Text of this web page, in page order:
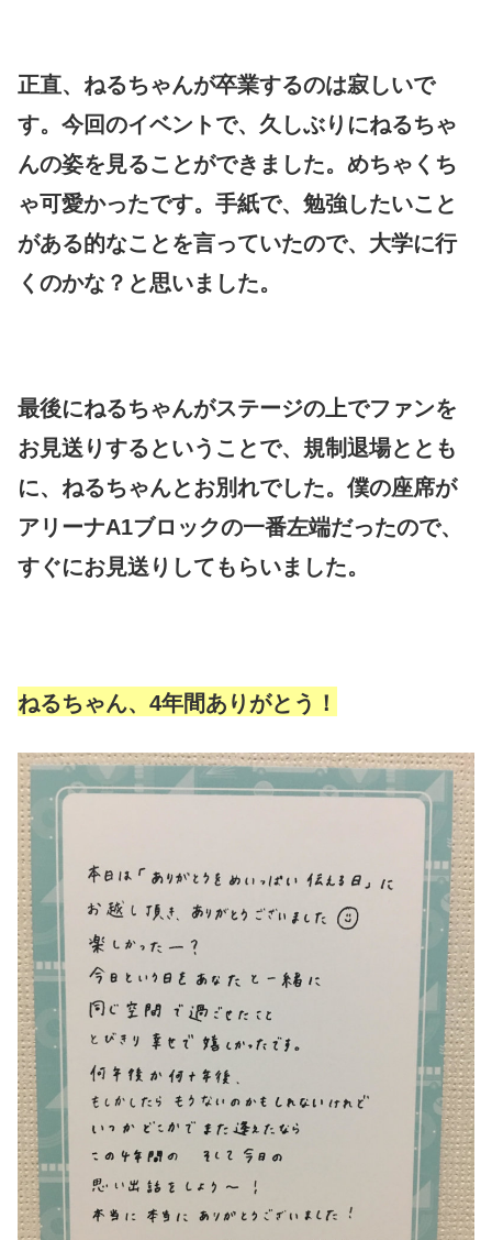
正直、ねるちゃんが卒業するのは寂しいで
す。今回のイベントで、久しぶりにねるちゃ
んの姿を見ることができました。めちゃくち
ゃ可愛かったです。手紙で、勉強したいこと
がある的なことを言っていたので、大学に行
くのかな？と思いました。
最後にねるちゃんがステージの上でファンを
お見送りするということで、規制退場ととも
に、ねるちゃんとお別れでした。僕の座席が
アリーナA1ブロックの一番左端だったので、
すぐにお見送りしてもらいました。
ねるちゃん、4年間ありがとう！